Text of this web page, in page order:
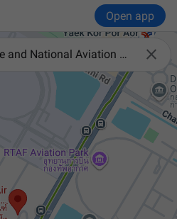
Open app

Royal Thai Air Force and National Aviation Museum